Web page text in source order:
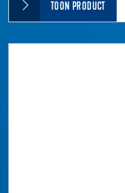
TOON PRODUCT